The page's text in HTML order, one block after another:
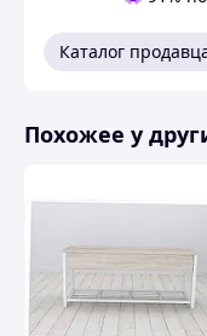
Встроенный бар
Тип назначения
Каталог
Похожее у